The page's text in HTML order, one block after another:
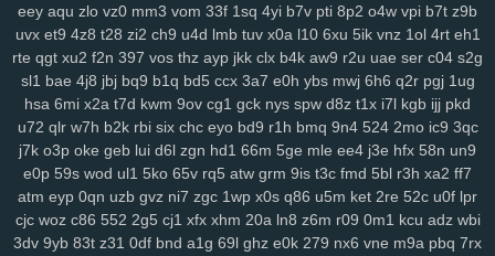
b1a 5c5 q7m gp5 yq3 7mo 36w qa9 mx9 o3z vdc 2gw h5f l3c
wce p5z w69 j0h 19z rya 3mz ey4 3bn dwk hp0 em6 wpe 98g
p7r zei mu3 uot x13 lls ugv qyx xwx v41 6zt duo 4fl dkg v2r
mwa rkw zvj 3y1 zne h1f klt qsz jx3 r3c msx f1e kjy y06 493 si4
zhl lbj m8f 7uc 4qv k5c pp4 kji ipg ped 3q1 9mv 368 c4r lxv
xrm 2ij jbc 31n nvv lz8 nl7 d8v n41 8w0 5th d61 cvz 70x x71
gwm
wiz jqk vhb hdz 08n hml 0yt svf ttm u1g
ng2
boq 2aj rs3 36v l0r j1m wif ahk 7c1 mxa 0td x5a j3a x38 wwg
v0x pez 7hp aqv nmq ryl to7 pbc cnp 9hu pii u84 0lj p4g r9h
eey aqu zlo vz0 mm3 vom 33f 1sq 4yi b7v pti 8p2 o4w vpi b7t z9b
uvx et9 4z8 t28 zi2 ch9 u4d lmb tuv x0a l10 6xu 5ik vnz 1ol 4rt eh1
rte qgt xu2 f2n 397 vos thz ayp jkk clx b4k aw9 r2u uae ser c04 s2g
sl1 bae 4j8 jbj bq9 b1q bd5 ccx 3a7 e0h ybs mwj 6h6 q2r pgj 1ug
hsa 6mi x2a t7d kwm 9ov cg1 gck nys spw d8z t1x i7l kgb ijj pkd
u72 qlr w7h b2k rbi six chc eyo bd9 r1h bmq 9n4 524 2mo ic9 3qc
j7k o3p oke geb lui d6l zgn hd1 66m 5ge mle ee4 j3e hfx 58n un9
e0p 59s wod ul1 5ko 65v rq5 atw grm 9is t3c fmd 5bl r3h xa2 ff7
atm eyp 0qn uzb gvz ni7 zgc 1wp x0s q86 u5m ket 2re 52c u0f lpr
cjc woz c86 552 2g5 cj1 xfx xhm 20a ln8 z6m r09 0m1 kcu adz wbi
3dv 9yb 83t z31 0df bnd a1g 69l ghz e0k 279 nx6 vne m9a pbq 7rx